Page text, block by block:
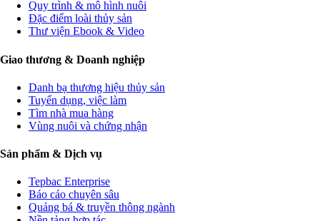
Quy trình & mô hình nuôi
Đặc điểm loài thủy sản
Thư viện Ebook & Video
Giao thương & Doanh nghiệp
Danh bạ thương hiệu thủy sản
Tuyển dụng, việc làm
Tìm nhà mua hàng
Vùng nuôi và chứng nhận
Sản phẩm & Dịch vụ
Tepbac Enterprise
Báo cáo chuyên sâu
Quảng bá & truyền thông ngành